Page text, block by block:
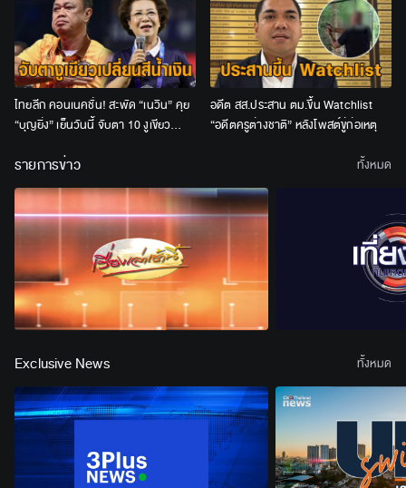
ไทยลีก คอนเนคชั่น! สะพัด “เนวิน” คุย
“บุญยิ่ง” เย็นวันนี้ จับตา 10 งูเขียว
อดีต สส.ประสาน ตม.ขึ้น Watchlist
“อดีตครูต่างชาติ” หลังโพสต์ขู่ก่อเหตุ
รายการข่าว ทั้งหมด
Exclusive News ทั้งหมด